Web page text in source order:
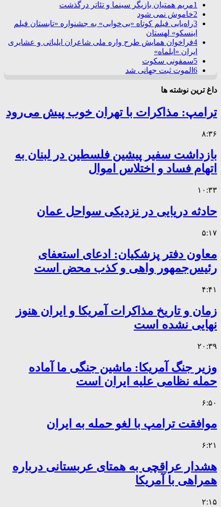
1مریم همتیان بازیگر سینما و تئاتر درگذشت
2خاموش نمی شود
3راه‌یابی فیلم کوتاه «بی‌خوابی» به جشنواره «تابستان فیلم
اینسکو» لهستان
4فراخوان همایش طرح واره ملی شاعران ایلیاتی و عشایری
ایران «ایلماه»
5سمفونی سکوت
6 الموت ثبت جهانی شد
داغ ترین نوشته ها
ترامپ: مذاکرات با تهران خوب پیش می‌رود
۸:۳۶
بازداشت سفیر پیشین فلسطین در لبنان به
اتهام فساد و اختلاس اموال
۱۰:۳۳
حادثه دریایی در نزدیکی سواحل عمان
۵:۱۷
معاون دفتر پزشکیان: ادعای استعفای
رئیس‌جمهور واهی و کذب محض است
۴:۴۱
زمان و تاریخ مذاکرات آمریکا و ایران هنوز
نهایی نشده است
۲۰:۳۹
وزیر جنگ آمریکا: ماشین جنگی ما آماده
حمله نظامی علیه ایران است
۶:۵۰
موافقت ترامپ با لغو حمله به ایران
۶:۲۱
هشدار عراقچی به همتای عربستانی درباره
همراهی با آمریکا
۲:۱۵